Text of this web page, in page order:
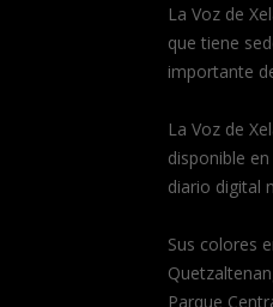
La Voz de
que tiene
importante
La Voz de
disponible
diario digital
Sus colores
Parque